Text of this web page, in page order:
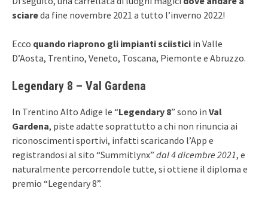
sciareda fine novembre 2021 a tutto l’inverno 2022!
Ecco quando riaprono gli impianti sciistici in Valle
D’Aosta, Trentino, Veneto, Toscana, Piemonte e Abruzzo.
Legendary 8 – Val Gardena
In Trentino Alto Adige le “Legendary 8” sono in Val
Gardena, piste adatte soprattutto a chi non rinuncia ai
riconoscimenti sportivi, infatti scaricando l’App e
registrandosi al sito “Summitlynx” dal 4 dicembre 2021, e
naturalmente percorrendole tutte, si ottiene il diploma e
premio “Legendary 8”.